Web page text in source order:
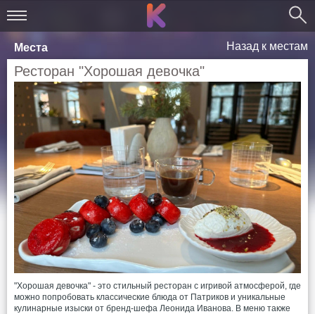
Места Назад к местам
Ресторан "Хорошая девочка"
"Хорошая девочка" - это стильный ресторан с игривой атмосферой, где
можно попробовать классические блюда от Патриков и уникальные
кулинарные изыски от бренд-шефа Леонида Иванова. В меню также